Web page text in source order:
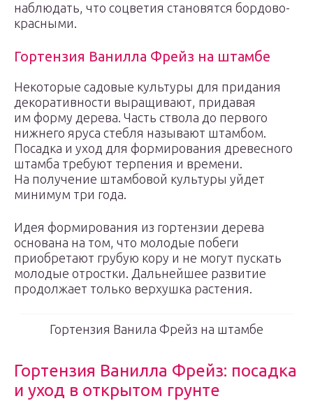
наблюдать, что соцветия становятся бордово-
красными.
Гортензия Ванилла Фрейз на штамбе
Некоторые садовые культуры для придания
декоративности выращивают, придавая
им форму дерева. Часть ствола до первого
нижнего яруса стебля называют штамбом.
Посадка и уход для формирования древесного
штамба требуют терпения и времени.
На получение штамбовой культуры уйдет
минимум три года.
Идея формирования из гортензии дерева
основана на том, что молодые побеги
приобретают грубую кору и не могут пускать
молодые отростки. Дальнейшее развитие
продолжает только верхушка растения.
Гортензия Ванила Фрейз на штамбе
Гортензия Ванилла Фрейз: посадка
и уход в открытом грунте